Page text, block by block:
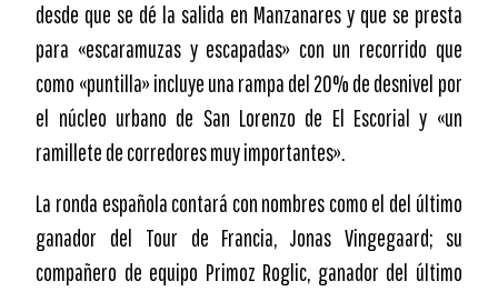
desde que se dé la salida en Manzanares y que se presta
para «escaramuzas y escapadas» con un recorrido que
como «puntilla» incluye una rampa del 20% de desnivel por
el núcleo urbano de San Lorenzo de El Escorial y «un
ramillete de corredores muy importantes».
La ronda española contará con nombres como el del último
ganador del Tour de Francia, Jonas Vingegaard; su
compañero de equipo Primoz Roglic, ganador del último